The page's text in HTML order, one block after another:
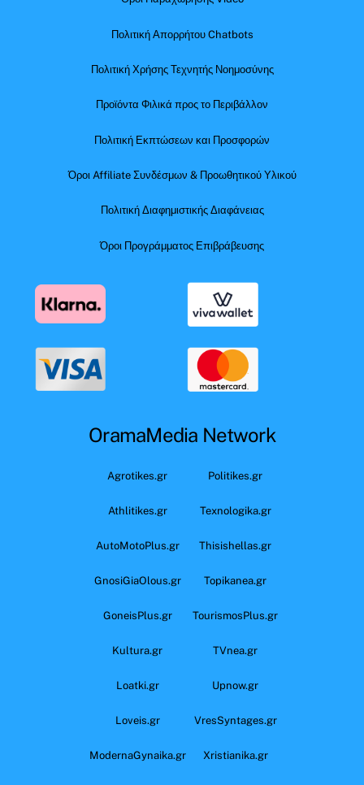
Πολιτική Απορρήτου Chatbots
Πολιτική Χρήσης Τεχνητής Νοημοσύνης
Προϊόντα Φιλικά προς το Περιβάλλον
Πολιτική Εκπτώσεων και Προσφορών
Όροι Affiliate Συνδέσμων & Προωθητικού Υλικού
Πολιτική Διαφημιστικής Διαφάνειας
Όροι Προγράμματος Επιβράβευσης
OramaMedia Network
Agrotikes.gr Politikes.gr
Athlitikes.gr Texnologika.gr
AutoMotoPlus.gr Thisishellas.gr
GnosiGiaOlous.gr Topikanea.gr
GoneisPlus.gr TourismosPlus.gr
Kultura.gr TVnea.gr
Loatki.gr Upnow.gr
Loveis.gr VresSyntages.gr
ModernaGynaika.gr Xristianika.gr